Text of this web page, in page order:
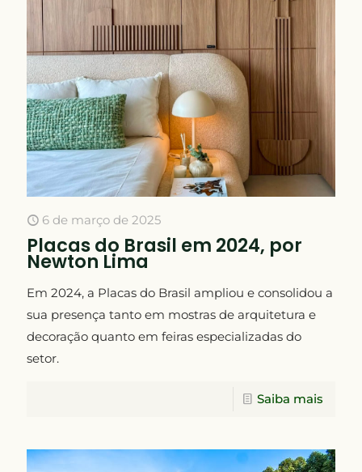
6 de março de 2025
Placas do Brasil em 2024, por
Newton Lima
Em 2024, a Placas do Brasil ampliou e consolidou a
sua presença tanto em mostras de arquitetura e
decoração quanto em feiras especializadas do
setor.
Saiba mais